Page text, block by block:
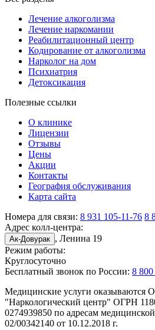
Лечение алкоголизма
Лечение наркомании
Реабилитационный центр
Кодирование от алкоголизма
Нарколог на дом
Психиатрия
Детоксикация
Полезные ссылки
О клинике
Лицензии
Отзывы
Цены
Акции
Контакты
География обслуживания
Карта сайта
Номера для связи: 8 931 105-11-76 8
Адрес колл-центра:
Ак-Довурак , Ленина 19
Режим работы:
Круглосуточно
Бесплатный звонок по России: 8
Медицинские услуги
"Наркологический центр" ОГРН
0274939850 по адресам
02/00342140 от 10.12.2018 г.